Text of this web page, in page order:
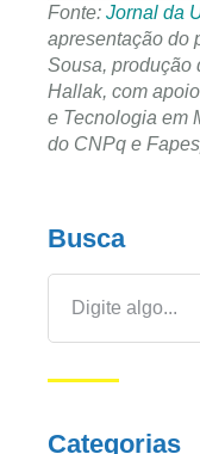
Fonte: Jornal da
apresentação do
Sousa, produção
Hallak, com
e Tecnologia em
do CNPq e
Busca
Categorias